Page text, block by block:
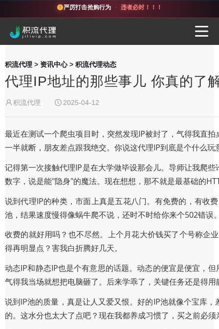
严厉打击抢购行为 · 违者必封！！！
积流代理 > 资讯中心> 积流代理动态
代理IP地址的那些事儿 你真的了
积流代理 2025-04-12
最近在测试一个爬虫项目时，突然发现IP被封了，气得我直
一半就断，朋友差点跟我绝交。你说这代理IP到底是个什么
记得第一次接触代理IP是在大学做毕设那会儿。导师让我爬
数字，说是能"隐身"的魔法。现在想想，那不就是最基础的
说到代理IP的种类，市面上真是五花八门。有免费的，有收
池，结果速度慢得像蜗牛爬不说，还时不时给你来个502错
收费的就好用吗？也不尽然。上个月花大价钱买了个号称企
得再明显点？害我白折腾好几天。
动态IP和静态IP也是个有意思的话题。动态的便宜是便宜，
气得我当场就想把电脑砸了。后来学乖了，关键任务还是得
说到IP池的质量，真是让人又爱又恨。好的IP池就像个宝库
的。这水分也太大了点吧？现在我都养成习惯了，买之前必